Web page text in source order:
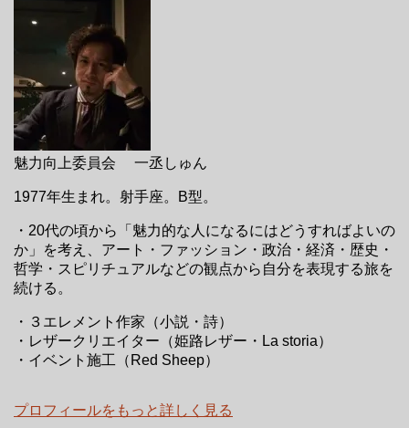
魅力向上委員会 一丞しゅん
1977年生まれ。射手座。B型。
・20代の頃から「魅力的な人になるにはどうすればよいの
か」を考え、アート・ファッション・政治・経済・歴史・
哲学・スピリチュアルなどの観点から自分を表現する旅を
続ける。
・３エレメント作家（小説・詩）
・レザークリエイター（姫路レザー・La storia）
・イベント施工（Red Sheep）
プロフィールをもっと詳しく見る